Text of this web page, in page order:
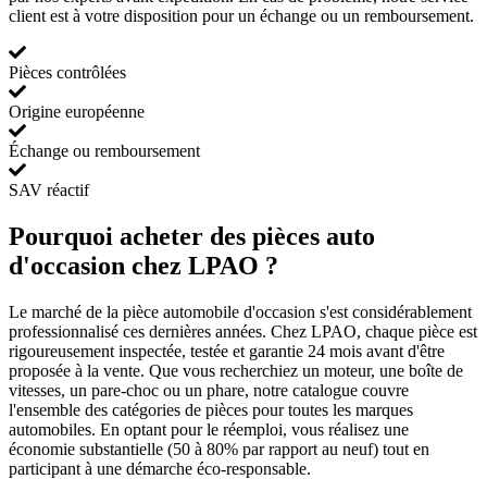
client est à votre disposition pour un échange ou un remboursement.
Pièces contrôlées
Origine européenne
Échange ou remboursement
SAV réactif
Pourquoi acheter des pièces auto
d'occasion chez LPAO ?
Le marché de la pièce automobile d'occasion s'est considérablement
professionnalisé ces dernières années. Chez LPAO, chaque pièce est
rigoureusement inspectée, testée et garantie 24 mois avant d'être
proposée à la vente. Que vous recherchiez un moteur, une boîte de
vitesses, un pare-choc ou un phare, notre catalogue couvre
l'ensemble des catégories de pièces pour toutes les marques
automobiles. En optant pour le réemploi, vous réalisez une
économie substantielle (50 à 80% par rapport au neuf) tout en
participant à une démarche éco-responsable.